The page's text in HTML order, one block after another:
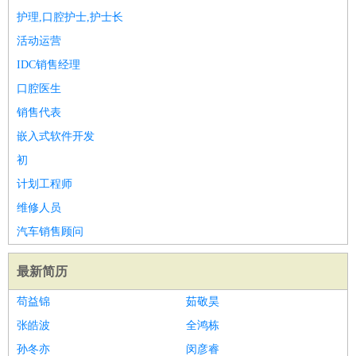
护理,口腔护士,护士长
活动运营
IDC销售经理
口腔医生
销售代表
嵌入式软件开发
初
计划工程师
维修人员
汽车销售顾问
最新简历
苟益锦
茹敬昊
张皓波
全鸿栋
孙冬亦
闵彦睿